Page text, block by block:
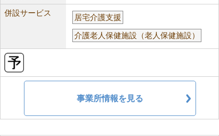
併設サービス
居宅介護支援
介護老人保健施設（老人保健施設）
事業所情報を見る